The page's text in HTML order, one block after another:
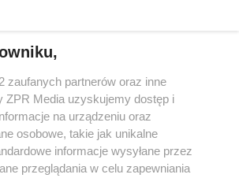
w serwisie nie może być powielany i
dalej rozpowszechniany w jakikolwiek sposób
lub mechaniczny) na jakimkolwiek polu
formie, włącznie z umieszczaniem w
zgody właściciela praw. Jakiekolwiek użycie
w całości lub w części z naruszeniem
zgody, jest zabronione pod groźbą kary i
zaufanych partnerów oraz inne
ZPR Media uzyskujemy dostęp i
na urządzeniu oraz
osobowe, takie jak unikalne
informacje wysyłane przez
przeglądania w celu zapewniania